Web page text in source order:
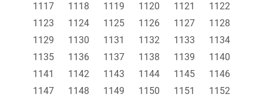
1117
1118 1119 1120 1121
1122
1123
1124 1125 1126 1127
1128
1129
1130 1131 1132 1133
1134
1135
1136 1137 1138 1139
1140
1141
1142 1143 1144 1145
1146
1147
1148 1149 1150 1151 1152